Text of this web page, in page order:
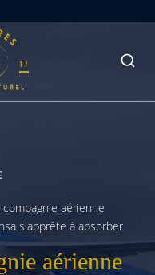
compagnie aérienne
s'apprête à absorber
aérienne